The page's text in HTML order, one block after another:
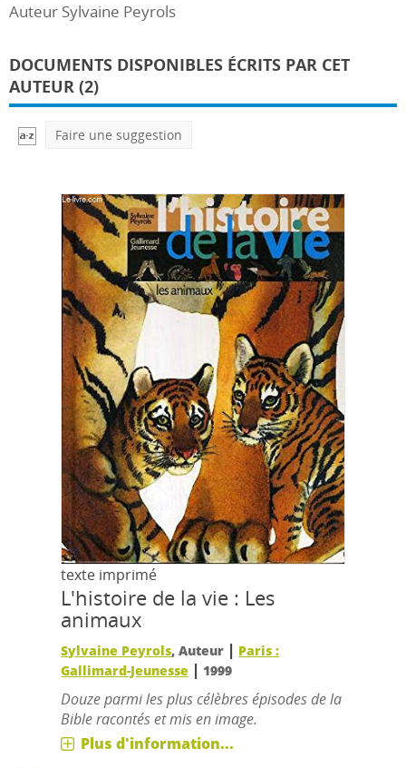
Auteur Sylvaine Peyrols
DOCUMENTS DISPONIBLES ÉCRITS PAR CET
AUTEUR (2)
Faire une suggestion
texte imprimé
L'histoire de la vie : Les
animaux
Sylvaine Peyrols, Auteur | Paris :
Gallimard-Jeunesse | 1999
Douze parmi les plus célèbres épisodes de la
Bible racontés et mis en image.
Plus d'information...